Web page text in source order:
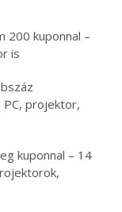
200 kuponnal –
is
projektor,
kuponnal – 14